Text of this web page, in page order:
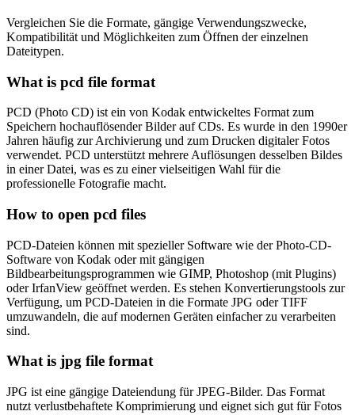
Vergleichen Sie die Formate, gängige Verwendungszwecke,
Kompatibilität und Möglichkeiten zum Öffnen der einzelnen
Dateitypen.
What is pcd file format
PCD (Photo CD) ist ein von Kodak entwickeltes Format zum
Speichern hochauflösender Bilder auf CDs. Es wurde in den 1990er
Jahren häufig zur Archivierung und zum Drucken digitaler Fotos
verwendet. PCD unterstützt mehrere Auflösungen desselben Bildes
in einer Datei, was es zu einer vielseitigen Wahl für die
professionelle Fotografie macht.
How to open pcd files
PCD-Dateien können mit spezieller Software wie der Photo-CD-
Software von Kodak oder mit gängigen
Bildbearbeitungsprogrammen wie GIMP, Photoshop (mit Plugins)
oder IrfanView geöffnet werden. Es stehen Konvertierungstools zur
Verfügung, um PCD-Dateien in die Formate JPG oder TIFF
umzuwandeln, die auf modernen Geräten einfacher zu verarbeiten
sind.
What is jpg file format
JPG ist eine gängige Dateiendung für JPEG-Bilder. Das Format
nutzt verlustbehaftete Komprimierung und eignet sich gut für Fotos